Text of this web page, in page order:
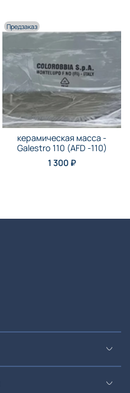
Предзаказ
керамическая масса -
Galestro 110 (AFD -110)
1 300 ₽